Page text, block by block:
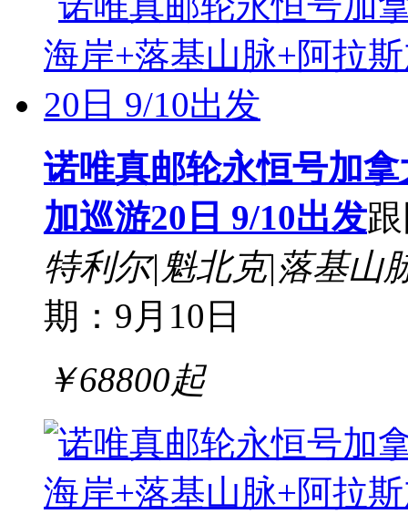
诺唯真邮轮永恒号加
加巡游20日 9/10出发
特利尔|魁北克|落基山
期：9月10日
￥68800起